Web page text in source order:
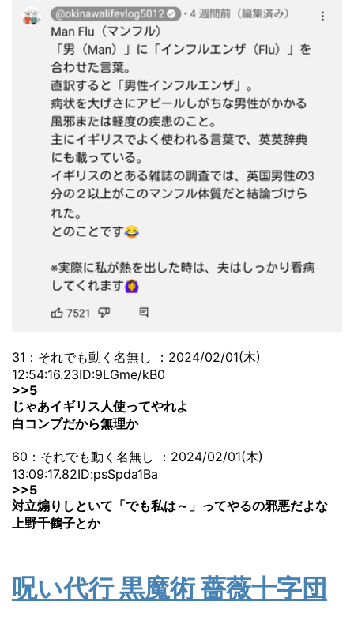
31：それでも動く名無し ：2024/02/01(木)
12:54:16.23ID:9LGme/kB0
>>5
じゃあイギリス人使ってやれよ
白コンプだから無理か
60：それでも動く名無し ：2024/02/01(木)
13:09:17.82ID:psSpda1Ba
>>5
対立煽りしといて「でも私は～」ってやるの邪悪だよな
上野千鶴子とか
呪い代行 黒魔術 薔薇十字団